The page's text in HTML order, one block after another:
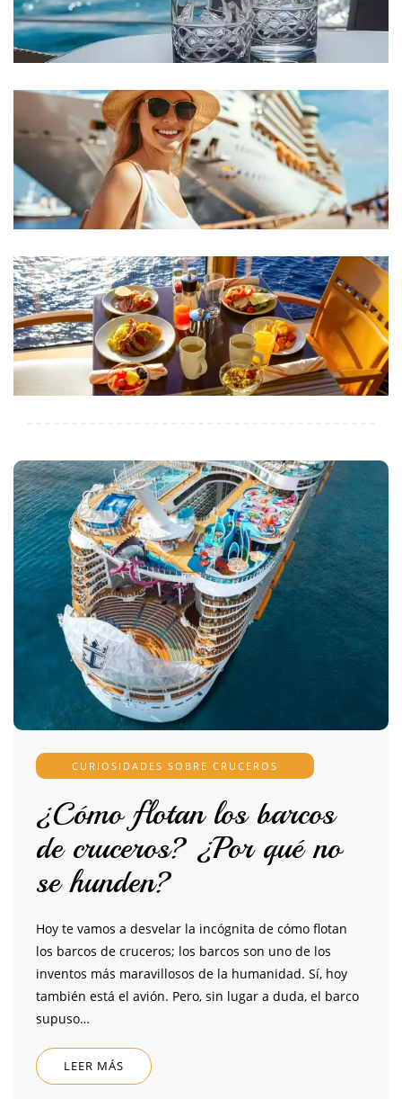
CURIOSIDADES SOBRE CRUCEROS
¿Cómo flotan los barcos
de cruceros? ¿Por qué no
se hunden?
Hoy te vamos a desvelar la incógnita de cómo flotan
los barcos de cruceros; los barcos son uno de los
inventos más maravillosos de la humanidad. Sí, hoy
también está el avión. Pero, sin lugar a duda, el barco
supuso…
LEER MÁS